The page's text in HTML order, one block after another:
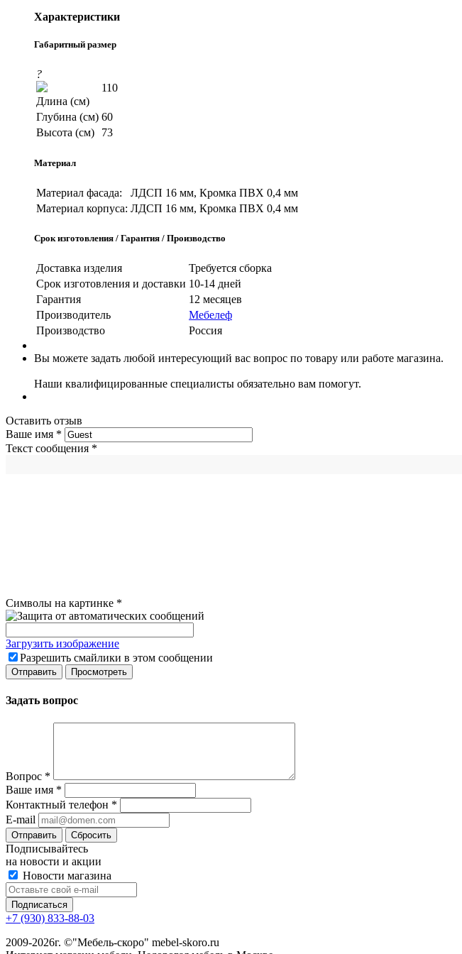
Характеристики
Габаритный размер
?
Длина (см)
110
Глубина (см) 60
Высота (см)
73
Материал
Материал фасада:
ЛДСП 16 мм, Кромка ПВХ 0,4 мм
Материал корпуса: ЛДСП 16 мм, Кромка ПВХ 0,4 мм
Срок изготовления / Гарантия / Производство
Доставка изделия
Требуется сборка
Срок изготовления и доставки 10-14 дней
Гарантия
12 месяцев
Производитель
Мебелеф
Производство
Россия
Вы можете задать любой интересующий вас вопрос по товару или работе магазина.
Наши квалифицированные специалисты обязательно вам помогут.
Оставить отзыв
Ваше имя *
Текст сообщения *
Символы на картинке *
Загрузить изображение
Разрешить смайлики в этом сообщении
Задать вопрос
Вопрос *
Ваше имя *
Контактный телефон *
E-mail
Сбросить
Подписывайтесь
на новости и акции
Новости магазина
+7 (930) 833-88-03
2009-2026г. ©"Мебель-скоро" mebel-skoro.ru